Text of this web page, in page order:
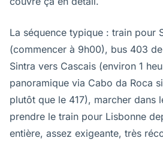
La séquence typique : train pour
(commencer à 9h00), bus 403
Sintra vers Cascais (environ 1
panoramique via Cabo da Roca
plutôt que le 417), marcher dans
prendre le train pour Lisbonne
entière, assez exigeante, très